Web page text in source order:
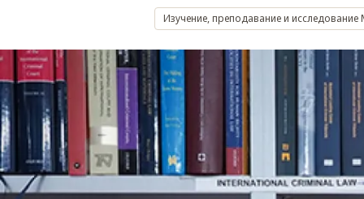
Изучение, преподавание и исследование